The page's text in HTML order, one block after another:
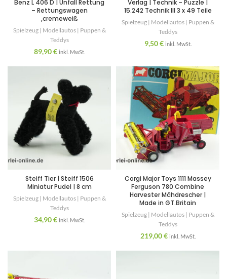
Benz L 406 D | Unfall Rettung
– Rettungswagen
,cremeweiß
Spielzeug | Modellautos | Puppen &
Teddys
89,90€ inkl. MwSt.
Verlag | Technik – Puzzle |
15.242 Technik III 3 x 49 Teile
Spielzeug | Modellautos | Puppen &
Teddys
9,50€ inkl. MwSt.
Steiff Tier | Steiff 1506
Miniatur Pudel | 8 cm
Spielzeug | Modellautos | Puppen &
Teddys
34,90€ inkl. MwSt.
Corgi Major Toys 1111 Massey
Ferguson 780 Combine
Harvester Mähdrescher |
Made in GT.Britain
Spielzeug | Modellautos | Puppen &
Teddys
219,00€ inkl. MwSt.